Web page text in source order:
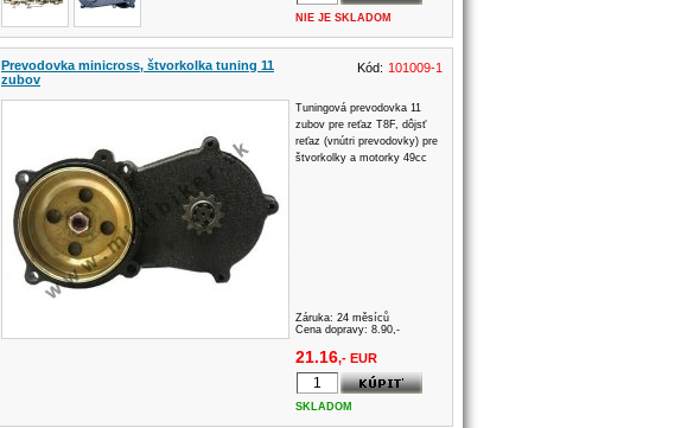
NIE JE SKLADOM
Prevodovka minicross, štvorkolka tuning 11
zubov
Kód: 101009-1
Tuningová prevodovka 11
zubov pre reťaz T8F, dôjsť
reťaz (vnútri prevodovky) pre
štvorkolky a motorky 49cc
Záruka: 24 měsíců
Cena dopravy: 8.90,-
21.16,- EUR
SKLADOM